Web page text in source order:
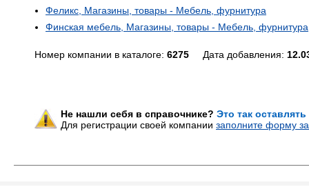
Феликс, Магазины, товары - Мебель, фурнитура
Финская мебель, Магазины, товары - Мебель, фурнитура
Номер компании в каталоге: 6275 Дата добавления:
Не нашли себя в справочнике? Это так
Для регистрации своей компании заполните форму